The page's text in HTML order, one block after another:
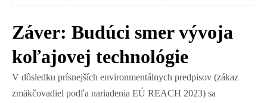
Záver: Budúci smer vývoja
koľajovej technológie
V dôsledku prísnejších environmentálnych predpisov (zákaz
zmäkčovadiel podľa nariadenia EÚ REACH 2023) sa